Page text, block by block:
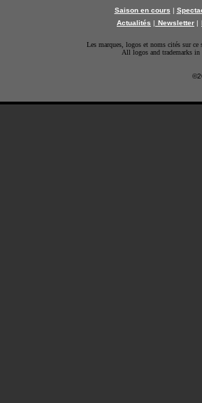
Saison en cours |
Actualités | Newsletter |
Les marques, logos et noms cités sur
All logos and trademarks in